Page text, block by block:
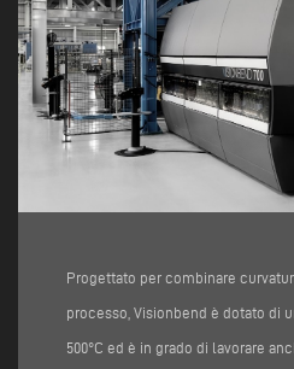
Progettato per combinare
processo, Visionbend è dotato di
500°C ed è in grado di lavorare